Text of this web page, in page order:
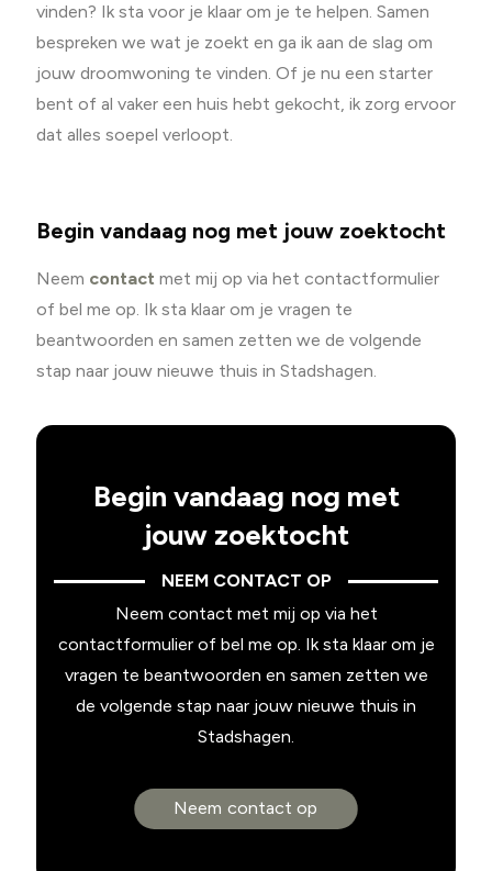
vinden? Ik sta voor je klaar om je te helpen. Samen
bespreken we wat je zoekt en ga ik aan de slag om
jouw droomwoning te vinden. Of je nu een starter
bent of al vaker een huis hebt gekocht, ik zorg ervoor
dat alles soepel verloopt.
Begin vandaag nog met jouw zoektocht
Neem contact met mij op via het contactformulier
of bel me op. Ik sta klaar om je vragen te
beantwoorden en samen zetten we de volgende
stap naar jouw nieuwe thuis in Stadshagen.
Begin vandaag nog met
jouw zoektocht
NEEM CONTACT OP
Neem contact met mij op via het
contactformulier of bel me op. Ik sta klaar om je
vragen te beantwoorden en samen zetten we
de volgende stap naar jouw nieuwe thuis in
Stadshagen.
Neem contact op